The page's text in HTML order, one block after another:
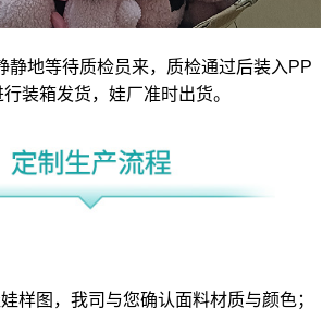
静地等待质检员来，质检通过后装入PP
装箱发货，娃厂准时出货。
样图，我司与您确认面料材质与颜色；